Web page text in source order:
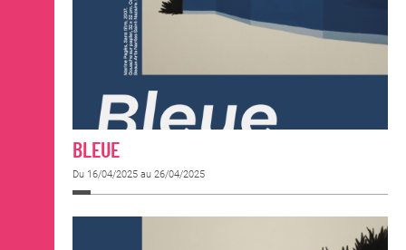
BLEUE
Du 16/04/2025 au 26/04/2025